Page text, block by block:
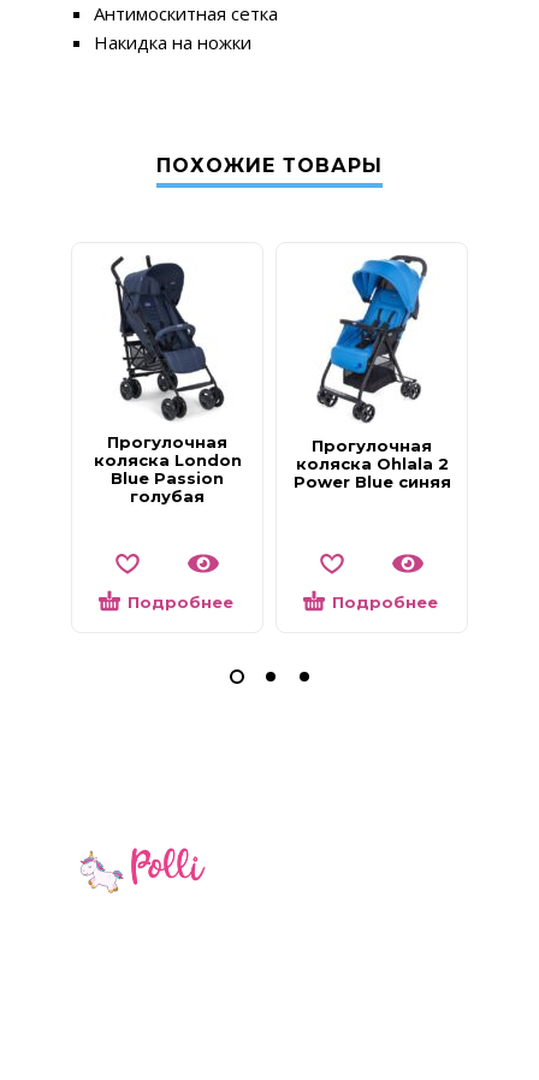
Антимоскитная сетка
Накидка на ножки
ПОХОЖИЕ ТОВАРЫ
Прогулочная
коляска London
Blue Passion
голубая
Подробнее
Прогулочная
коляска Ohlala 2
Power Blue синяя
Подробнее